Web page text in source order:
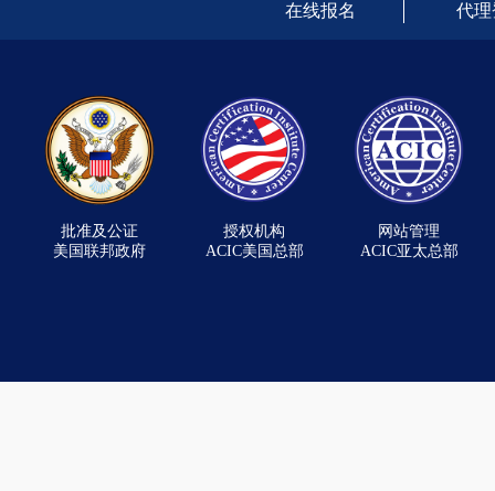
在线报名 代
批准及公证
美国联邦政府
授权机构
ACIC美国总部
网站管理
ACIC亚太总部